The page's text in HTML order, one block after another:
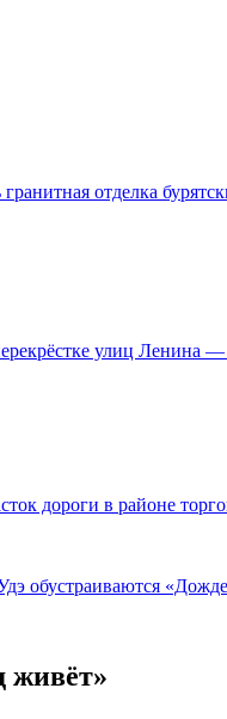
отделка
улиц Ленина —
дороги в районе
обустраиваются
живёт»